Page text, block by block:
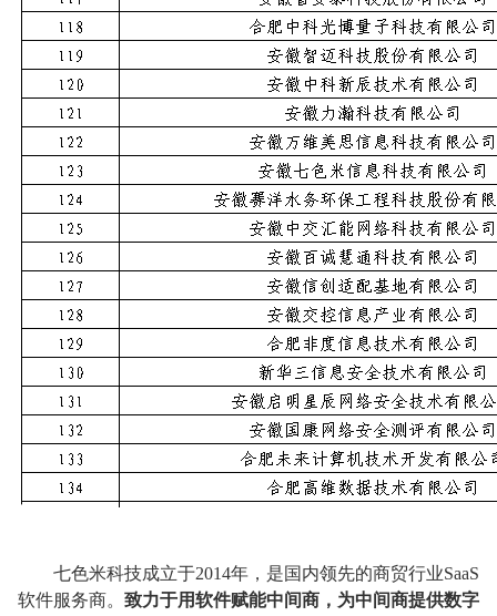
七色米科技成立于2014年，是国内领先的商贸行业SaaS
软件服务商。 致力于用软件赋能中间商，为中间商提供数字